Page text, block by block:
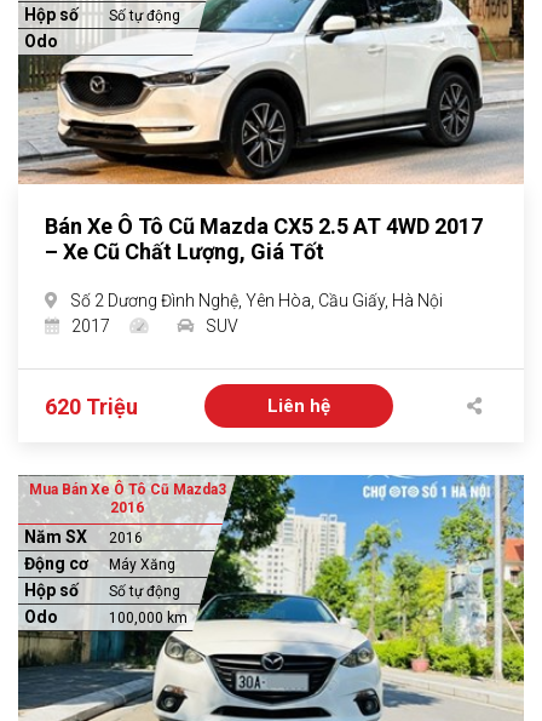
Hộp số Số tự động
Odo
Bán Xe Ô Tô Cũ Mazda CX5 2.5 AT 4WD 2017
– Xe Cũ Chất Lượng, Giá Tốt
Số 2 Dương Đình Nghệ, Yên Hòa, Cầu Giấy, Hà Nội
2017
SUV
620 Triệu Liên hệ
Mua Bán Xe Ô Tô Cũ Mazda3
2016
Năm SX 2016
Động cơ Máy Xăng
Hộp số Số tự động
Odo 100,000 km